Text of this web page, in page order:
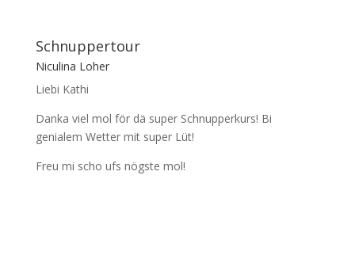
Schnuppertour
Niculina Loher
Liebi Kathi
Danka viel mol för dä super Schnupperkurs! Bi
genialem Wetter mit super Lüt!
Freu mi scho ufs nögste mol!